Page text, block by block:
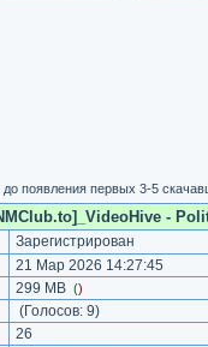
появления первых 3-5
-
Зарегистрирован
21 Мар 2026 14:27:45
299 MB ()
(Голосов: 9)
26